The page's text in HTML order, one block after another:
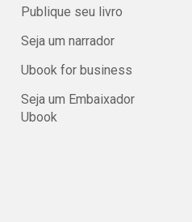
Publique seu livro
Seja um narrador
Ubook for business
Seja um Embaixador
Ubook